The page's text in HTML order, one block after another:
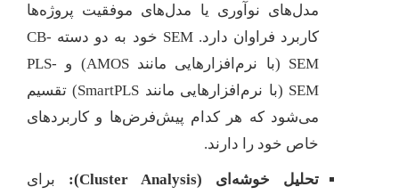
مدل‌های نوآوری یا مدل‌های موفقیت پروژه‌ها
کاربرد فراوان دارد. SEM خود به دو دسته CB-
SEM (با نرم‌افزارهایی مانند AMOS) و PLS-
SEM (با نرم‌افزارهایی مانند SmartPLS) تقسیم
می‌شود که هر کدام پیش‌فرض‌ها و کاربردهای
خاص خود را دارند.
تحلیل خوشه‌ای (Cluster Analysis):
برای